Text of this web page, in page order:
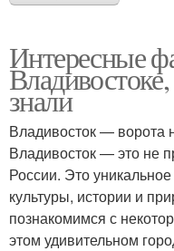
Интересные
знали
Владивосток — ворота
Владивосток — это не
России. Это
культуры, истории и
познакомимся с
этом удивительном